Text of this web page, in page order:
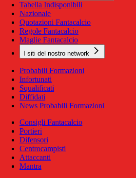
Tabella Indisponibili
Nazionale
Quotazioni Fantacalcio
Regole Fantacalcio
Maglie Fantacalcio
I siti del nostro network
Probabili Formazioni
Infortunati
Squalificati
Diffidati
News Probabili Formazioni
Consigli Fantacalcio
Portieri
Difensori
Centrocampisti
Attaccanti
Mantra